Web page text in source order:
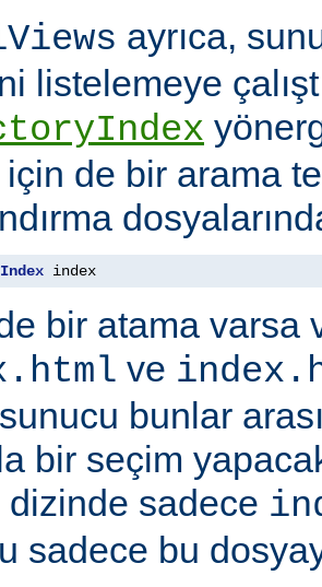
ayrıca,
listelemeye
de bir arama
index
bir atama varsa
ve
bunlar
bir seçim
sadece
sadece bu